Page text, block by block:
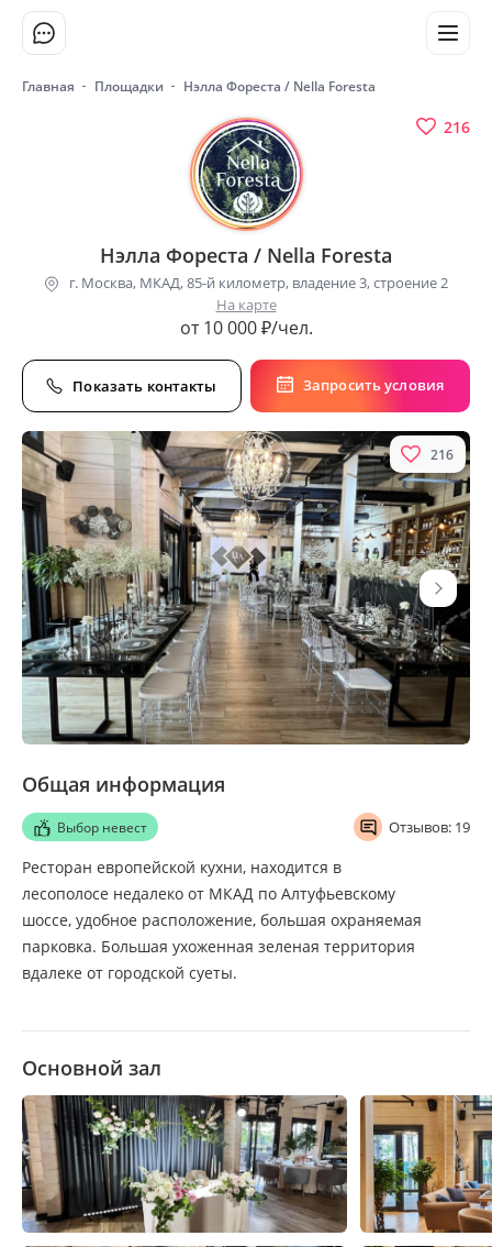
Главная Площадки Нэлла Фореста / Nella Foresta
216
Нэлла Фореста / Nella Foresta
г. Москва, МКАД, 85-й километр, владение 3, строение 2
На карте
от 10 000 ₽/чел.
Запросить условия
Показать контакты
216
Общая информация
Выбор невест Отзывов: 19
Ресторан европейской кухни, находится в
лесополосе недалеко от МКАД по Алтуфьевскому
шоссе, удобное расположение, большая охраняемая
парковка. Большая ухоженная зеленая территория
вдалеке от городской суеты.
Основной зал